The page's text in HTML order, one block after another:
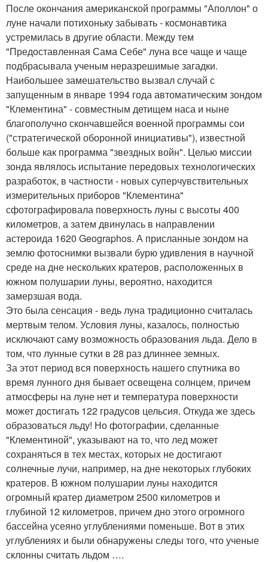
После окончания американской программы "Аполлон" о
луне начали потихоньку забывать - космонавтика
устремилась в другие области. Между тем
"Предоставленная Сама Себе" луна все чаще и чаще
подбрасывала ученым неразрешимые загадки.
Наибольшее замешательство вызвал случай с
запущенным в январе 1994 года автоматическим зондом
"Клементина" - совместным детищем наса и ныне
благополучно скончавшейся военной программы сои
("стратегической оборонной инициативы"), известной
больше как программа "звездных войн". Целью миссии
зонда являлось испытание передовых технологических
разработок, в частности - новых суперчувствительных
измерительных приборов "Клементина"
сфотографировала поверхность луны с высоты 400
километров, а затем двинулась в направлении
астероида 1620 Geographos. А присланные зондом на
землю фотоснимки вызвали бурю удивления в научной
среде на дне нескольких кратеров, расположенных в
южном полушарии луны, вероятно, находится
замерзшая вода.
Это была сенсация - ведь луна традиционно считалась
мертвым телом. Условия луны, казалось, полностью
исключают саму возможность образования льда. Дело в
том, что лунные сутки в 28 раз длиннее земных.
За этот период вся поверхность нашего спутника во
время лунного дня бывает освещена солнцем, причем
атмосферы на луне нет и температура поверхности
может достигать 122 градусов цельсия. Откуда же здесь
образоваться льду! Но фотографии, сделанные
"Клементиной", указывают на то, что лед может
сохраняться в тех местах, которых не достигают
солнечные лучи, например, на дне некоторых глубоких
кратеров. В южном полушарии луны находится
огромный кратер диаметром 2500 километров и
глубиной 12 километров, причем дно этого огромного
бассейна усеяно углублениями поменьше. Вот в этих
углублениях и были обнаружены следы того, что ученые
склонны считать льдом ….